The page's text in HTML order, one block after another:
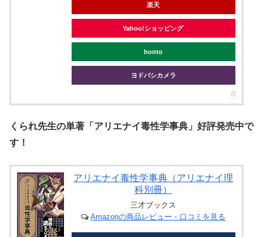
楽天
Yahoo!ショッピング
honto
ヨドバシカメラ
くられ先生の単著「アリエナイ毒性学事典」好評発売中で
す！
アリエナイ毒性学事典（アリエナイ理
科別冊）
三才ブックス
Amazonの商品レビュー・口コミを見る